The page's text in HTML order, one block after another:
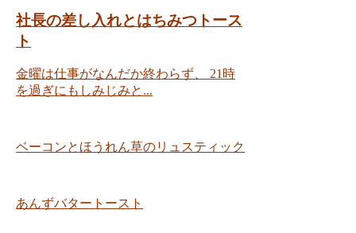
社長の差し入れとはちみつトース
ト
金曜は仕事がなんだか終わらず、 21時
を過ぎにもしみじみと...
ベーコンとほうれん草のリュスティック
あんずバタートースト